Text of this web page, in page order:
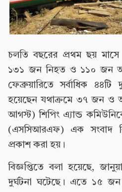
চলতি বছরের প্রথম ছয় মাসে
১৩১ জন নিহত ও ১১০ জন
ফেব্রুয়ারিতে সর্বাধিক
হয়েছেন যথাক্রমে ৩৭ জন
আগস্ট) শিপিং এ্যান্ড
(এসসিআরএফ) এক সংবাদ
প্রকাশ করা হয়।
বিজ্ঞপ্তিতে বলা হয়েছে,
দুর্ঘটনা ঘটেছে। এতে ১৫